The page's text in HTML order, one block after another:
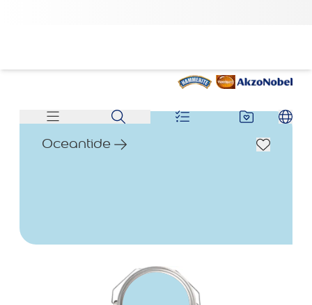
Oceantide